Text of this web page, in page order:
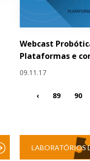
Webcast
Plataformas e
09.11.17
‹ 89 90
LABORATÓRIOS